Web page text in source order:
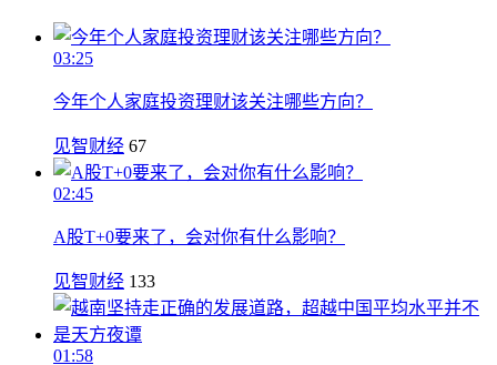
03:25
今年个人家庭投资理财该关注哪些方向？
见智财经 67
02:45
A股T+0要来了，会对你有什么影响？
见智财经 133
01:58